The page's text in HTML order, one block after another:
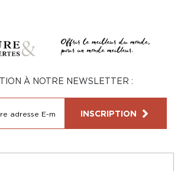
À NOTRE NEWSLETTER :
INSCRIPTION